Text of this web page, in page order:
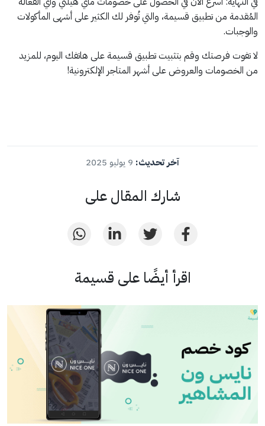
المُقدمة من تطبيق قسيمة، والتي تُوفر لك الكثير على أشهى المأكولات
والوجبات.
لا تفوت فرصتك وقم بتثبيت تطبيق قسيمة على هاتفك اليوم، للمزيد
من الخصومات والعروض على أشهر المتاجر الإلكترونية!
آخر تحديث:
شارك المقال على
اقرأ أيضًا على قسيمة